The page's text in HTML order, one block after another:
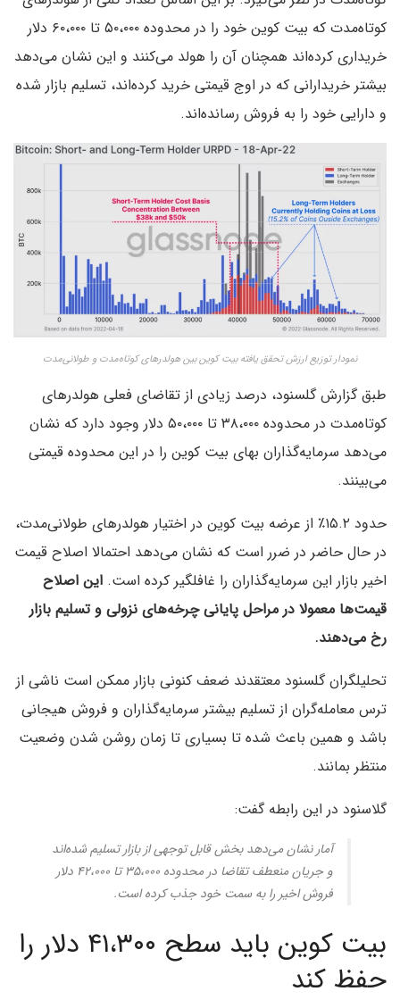
کوتاه‌مدت که بیت کوین خود را در محدوده ۵۰،۰۰۰ تا ۶۰،۰۰۰ دلار
خریداری کرده‌اند همچنان آن را هولد می‌کنند و این نشان می‌دهد
بیشتر خریدارانی که در اوج قیمتی خرید کرده‌اند، تسلیم بازار شده
و دارایی خود را به فروش رسانده‌اند.
نمودار توزیع ارزش تحقق یافته بیت کوین بین هولدرهای کوتاه‌مدت و طولانی‌مدت
طبق گزارش گلسنود، درصد زیادی از تقاضای فعلی هولدرهای
کوتاه‌مدت در محدوده ۳۸،۰۰۰ تا ۵۰،۰۰۰ دلار وجود دارد که نشان
می‌دهد سرمایه‌گذاران بهای بیت کوین را در این محدوده قیمتی
می‌بینند.
حدود ۱۵.۲٪ از عرضه بیت کوین در اختیار هولدرهای طولانی‌مدت،
در حال حاضر در ضرر است که نشان می‌دهد احتمالا اصلاح قیمت
اخیر بازار این سرمایه‌گذاران را غافلگیر کرده است. این اصلاح
قیمت‌ها معمولا در مراحل پایانی چرخه‌های نزولی و تسلیم بازار
رخ می‌دهند.
تحلیلگران گلسنود معتقدند ضعف کنونی بازار ممکن است ناشی از
ترس معامله‌گران از تسلیم بیشتر سرمایه‌گذاران و فروش هیجانی
باشد و همین باعث شده تا بسیاری تا زمان روشن شدن وضعیت
منتظر بمانند.
گلاسنود در این رابطه گفت:
آمار نشان می‌دهد بخش قابل توجهی از بازار تسلیم شده‌اند
و جریان منعطف تقاضا در محدوده ۳۵،۰۰۰ تا ۴۲،۰۰۰ دلار
فروش اخیر را به سمت خود جذب کرده است.
بیت کوین باید سطح ۴۱،۳۰۰ دلار را
حفظ کند